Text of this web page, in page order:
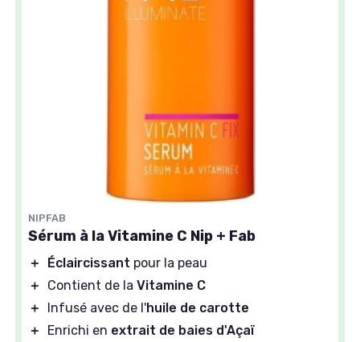
NIPFAB
Sérum à la Vitamine C Nip + Fab
＋ Éclaircissant pour la peau
＋
Contient de la Vitamine C
＋
Infusé avec de l'huile de carotte
＋
Enrichi en extrait de baies d'Açaï